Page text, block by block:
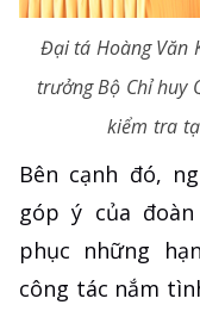
Đại tá Hoàng Văn
trưởng Bộ Chỉ huy
kiểm tra
Bên cạnh đó,
góp ý của
phục những
công tác nắm